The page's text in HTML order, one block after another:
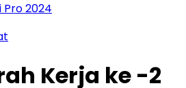
Pro 2024
Kerja ke -2